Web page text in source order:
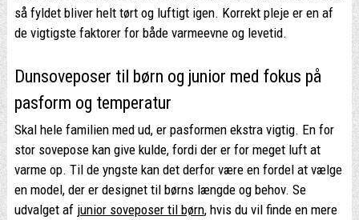
så fyldet bliver helt tørt og luftigt igen. Korrekt pleje er en af
de vigtigste faktorer for både varmeevne og levetid.
Dunsoveposer til børn og junior med fokus på
pasform og temperatur
Skal hele familien med ud, er pasformen ekstra vigtig. En for
stor sovepose kan give kulde, fordi der er for meget luft at
varme op. Til de yngste kan det derfor være en fordel at vælge
en model, der er designet til børns længde og behov. Se
udvalget af junior soveposer til børn, hvis du vil finde en mere